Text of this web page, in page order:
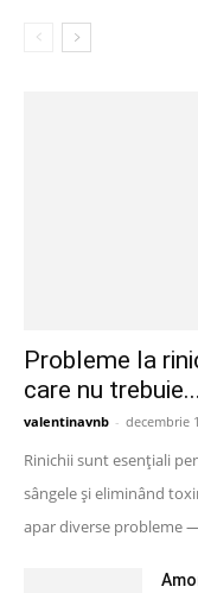
Probleme la
care nu trebuie...
valentinavnb - decembrie
Rinichii sunt esențiali
sângele și eliminând
apar diverse probleme